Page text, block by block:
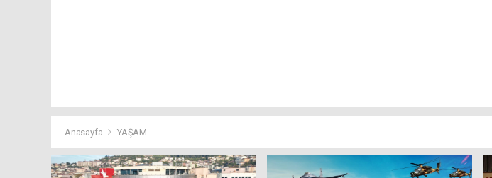
Anasayfa YAŞAM